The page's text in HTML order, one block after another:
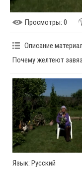
Просмотры: 0
Описание
Почему желтеют
Язык: Русский